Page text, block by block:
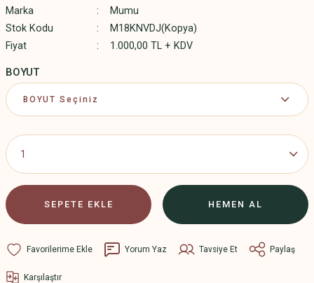
Marka
Mumu
Stok Kodu
M18KNVDJ(Kopya)
Fiyat
1.000,00 TL + KDV
BOYUT
SEPETE EKLE HEMEN AL
Yorum Yaz Tavsiye Et Paylaş
Karşılaştır